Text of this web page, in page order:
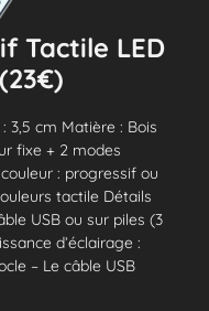
Tactile LED
3,5 cm Matière : Bois
fixe + 2 modes
: progressif ou
tactile Détails
USB ou sur piles (3
d’éclairage :
– Le câble USB